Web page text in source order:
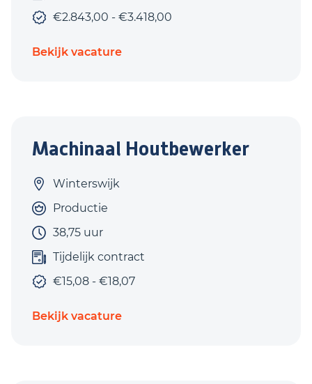
€2.843,00 - €3.418,00
Bekijk vacature
Machinaal Houtbewerker
Winterswijk
Productie
38,75 uur
Tijdelijk contract
€15,08 - €18,07
Bekijk vacature